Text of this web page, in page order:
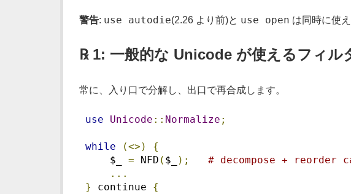
警告: use autodie(2.26 より前)と use open は同時に使え
℞ 1: 一般的な Unicode が使えるフィル
常に、入り口で分解し、出口で再合成します。
use Unicode :: Normalize ;
while (<>)
{
$_ = NFD ( $_ );
# decompose + reorder
...
} continue {